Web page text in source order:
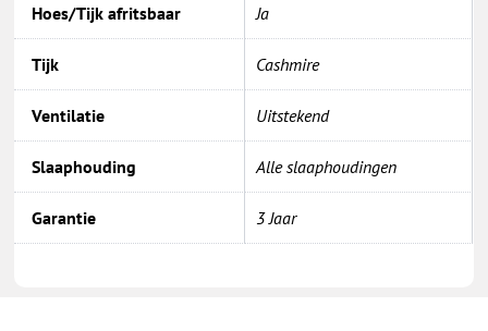
Hoes/Tijk afritsbaar Ja
Tijk Cashmire
Ventilatie Uitstekend
Slaaphouding Alle slaaphoudingen
Garantie 3 Jaar